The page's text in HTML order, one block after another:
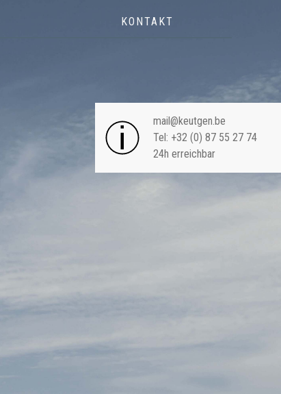
mail@keutgen.be
Tel: +32 (0) 87 55 27 74
24h erreichbar
KONTAKT